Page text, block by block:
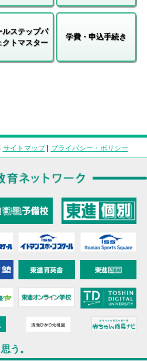
ルステップパ
クトマスター
学費・申込手続き
サイトマップ| プライバシー・ポリシー
う。